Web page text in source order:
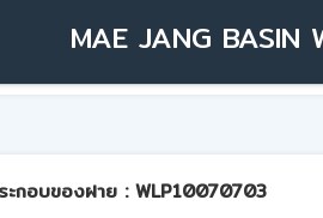
MAE JANG BASIN
กอบของฝาย : WLP10070703